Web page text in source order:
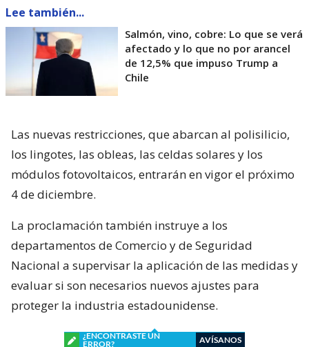
Lee también...
Salmón, vino, cobre: Lo que se verá
afectado y lo que no por arancel
de 12,5% que impuso Trump a
Chile
Las nuevas restricciones, que abarcan al polisilicio,
los lingotes, las obleas, las celdas solares y los
módulos fotovoltaicos, entrarán en vigor el próximo
4 de diciembre.
La proclamación también instruye a los
departamentos de Comercio y de Seguridad
Nacional a supervisar la aplicación de las medidas y
evaluar si son necesarios nuevos ajustes para
proteger la industria estadounidense.
¿ENCONTRASTE UN
ERROR?
AVÍSANOS